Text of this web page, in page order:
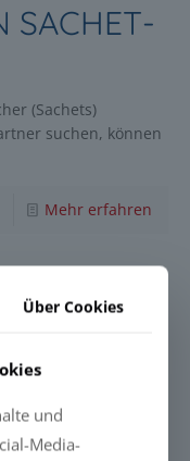
SACHET-
(Sachets)
suchen, können
Mehr erfahren
VLIES
Über Cookies
und
Media-